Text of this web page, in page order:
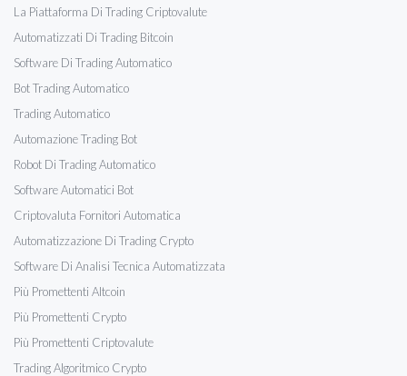
La Piattaforma Di Trading Criptovalute
Automatizzati Di Trading Bitcoin
Software Di Trading Automatico
Bot Trading Automatico
Trading Automatico
Automazione Trading Bot
Robot Di Trading Automatico
Software Automatici Bot
Criptovaluta Fornitori Automatica
Automatizzazione Di Trading Crypto
Software Di Analisi Tecnica Automatizzata
Più Promettenti Altcoin
Più Promettenti Crypto
Più Promettenti Criptovalute
Trading Algoritmico Crypto